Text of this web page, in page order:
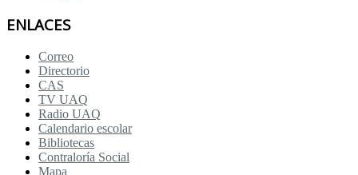
ENLACES
Correo
Directorio
CAS
TV UAQ
Radio UAQ
Calendario escolar
Bibliotecas
Contraloría Social
Mapa